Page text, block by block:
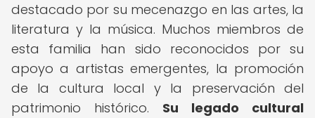
destacado por su mecenazgo en las artes, la
literatura y la música. Muchos miembros de
esta familia han sido reconocidos por su
apoyo a artistas emergentes, la promoción
de la cultura local y la preservación del
patrimonio histórico. Su legado cultural